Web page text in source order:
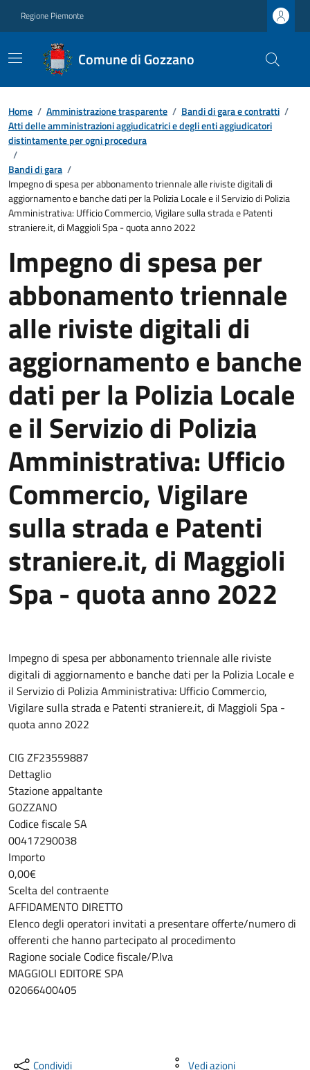
Regione Piemonte
Comune di Gozzano
Home / Amministrazione trasparente / Bandi di gara e contratti /
Atti delle amministrazioni aggiudicatrici e degli enti aggiudicatori
distintamente per ogni procedura
/
Bandi di gara /
Impegno di spesa per abbonamento triennale alle riviste digitali di
aggiornamento e banche dati per la Polizia Locale e il Servizio di Polizia
Amministrativa: Ufficio Commercio, Vigilare sulla strada e Patenti
straniere.it, di Maggioli Spa - quota anno 2022
Impegno di spesa per
abbonamento triennale
alle riviste digitali di
aggiornamento e banche
dati per la Polizia Locale
e il Servizio di Polizia
Amministrativa: Ufficio
Commercio, Vigilare
sulla strada e Patenti
straniere.it, di Maggioli
Spa - quota anno 2022
Impegno di spesa per abbonamento triennale alle riviste
digitali di aggiornamento e banche dati per la Polizia Locale e
il Servizio di Polizia Amministrativa: Ufficio Commercio,
Vigilare sulla strada e Patenti straniere.it, di Maggioli Spa -
quota anno 2022
CIG ZF23559887
Dettaglio
Stazione appaltante
GOZZANO
Codice fiscale SA
00417290038
Importo
0,00€
Scelta del contraente
AFFIDAMENTO DIRETTO
Elenco degli operatori invitati a presentare offerte/numero di
offerenti che hanno partecipato al procedimento
Ragione sociale Codice fiscale/P.Iva
MAGGIOLI EDITORE SPA
02066400405
Condividi Vedi azioni